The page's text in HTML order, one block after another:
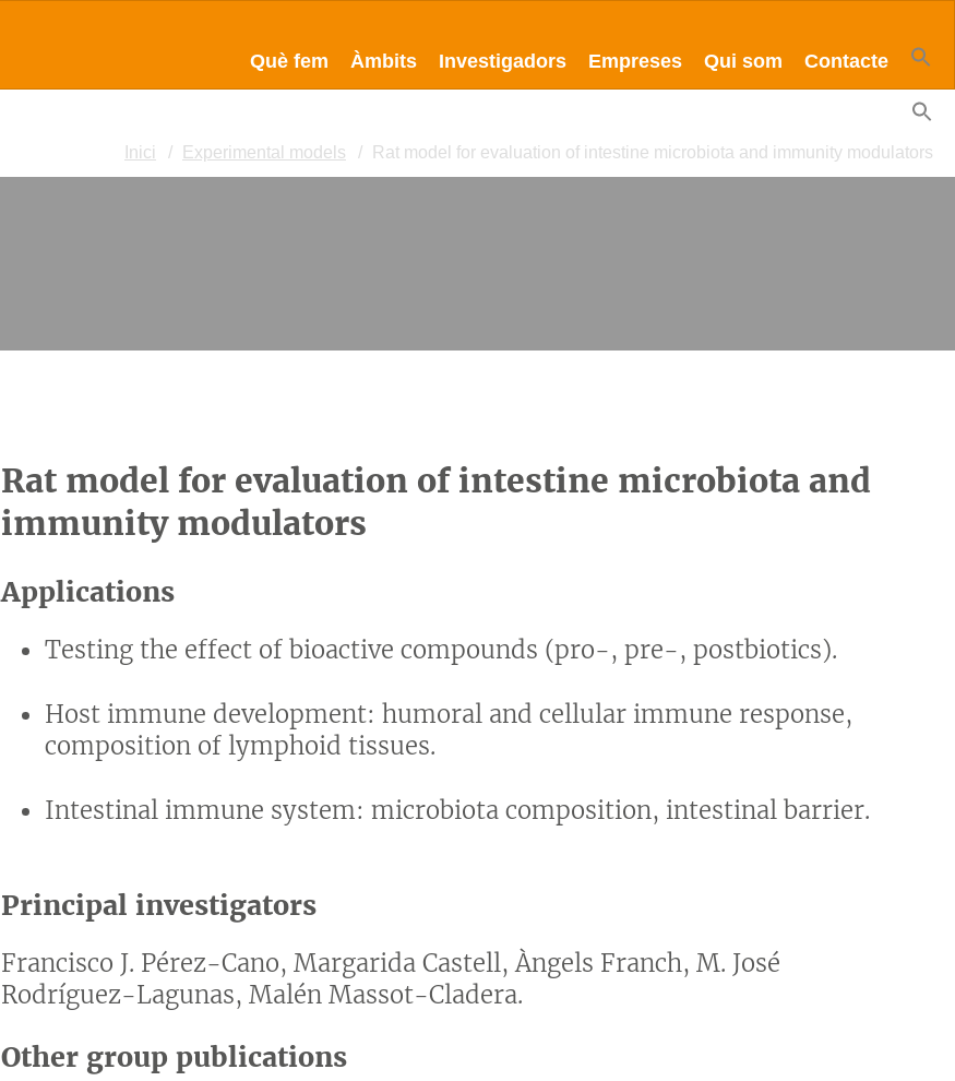
Què fem Àmbits Investigadors Empreses Qui som Contacte
Inici Experimental models Rat model for evaluation of intestine microbiota and immunity modulators
Rat model for evaluation of intestine microbiota and
immunity modulators
Applications
Testing the effect of bioactive compounds (pro-, pre-, postbiotics).
Host immune development: humoral and cellular immune response,
composition of lymphoid tissues.
Intestinal immune system: microbiota composition, intestinal barrier.
Principal investigators
Francisco J. Pérez-Cano, Margarida Castell, Àngels Franch, M. José
Rodríguez-Lagunas, Malén Massot-Cladera.
Other group publications